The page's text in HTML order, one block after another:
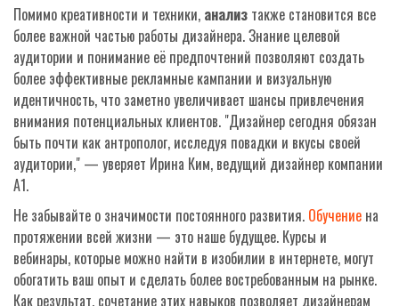
Помимо креативности и техники, анализ также становится все
более важной частью работы дизайнера. Знание целевой
аудитории и понимание её предпочтений позволяют создать
более эффективные рекламные кампании и визуальную
идентичность, что заметно увеличивает шансы привлечения
внимания потенциальных клиентов. "Дизайнер сегодня обязан
быть почти как антрополог, исследуя повадки и вкусы своей
аудитории," — уверяет Ирина Ким, ведущий дизайнер компании
A1.
Не забывайте о значимости постоянного развития. Обучение на
протяжении всей жизни — это наше будущее. Курсы и
вебинары, которые можно найти в изобилии в интернете, могут
обогатить ваш опыт и сделать более востребованным на рынке.
Как результат, сочетание этих навыков позволяет дизайнерам